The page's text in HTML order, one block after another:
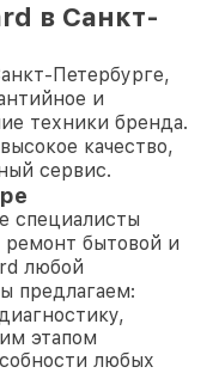
в Санкт-
Петербурге,
и
техники бренда.
качество,
сервис.
специалисты
ремонт бытовой и
любой
предлагаем:
этапом
любых